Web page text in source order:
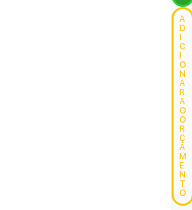
A
D
C
O
N
A
R
A
O
O
R
Ç
A
M
E
N
T
O